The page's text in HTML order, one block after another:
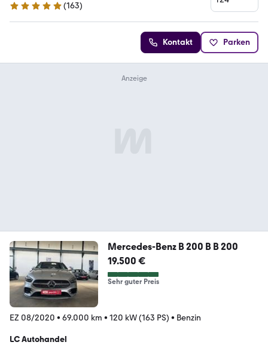
5 Sterne
(163)
Kontakt Parken
Mercedes-Benz B 200 B B 200
19.500 €
Sehr guter Preis
EZ 08/2020 • 69.000 km • 120 kW (163 PS) • Benzin
LC Autohandel